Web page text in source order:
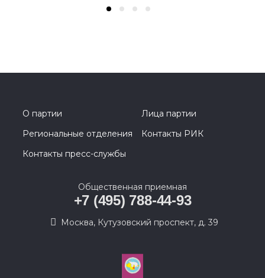
О партии
Лица партии
Региональные отделения
Контакты РИК
Контакты пресс-службы
Общественная приемная
+7 (495) 788-44-93
Москва, Кутузовский проспект, д. 39